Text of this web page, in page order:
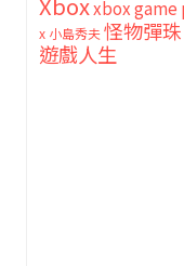
xbox game
x 小島秀夫怪物彈珠
遊戲人生